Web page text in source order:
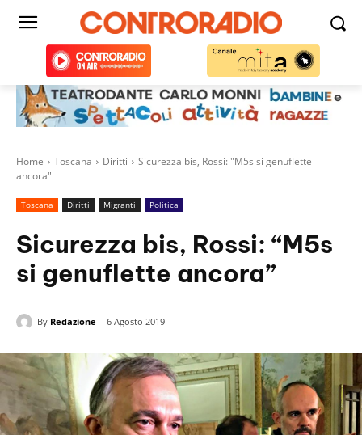
Home Toscana Diritti
Sicurezza bis, Rossi: "M5s si genuflette
ancora"
Toscana Diritti Migranti Politica
Sicurezza bis, Rossi: “M5s
si genuflette ancora”
By Redazione 6 Agosto 2019